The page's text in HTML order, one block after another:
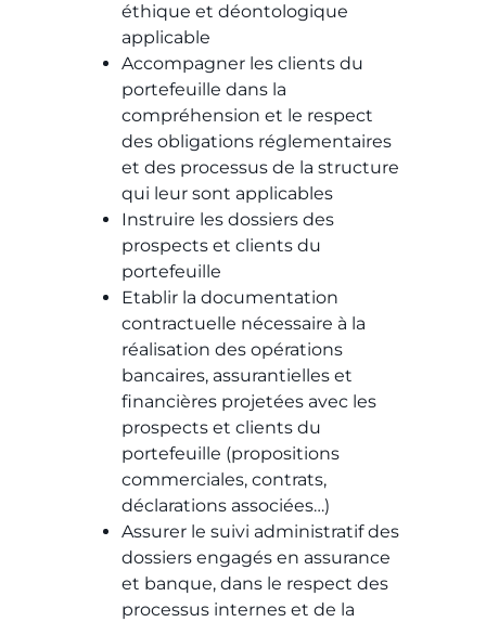
éthique et déontologique
applicable​​
Accompagner les clients du
portefeuille dans la
compréhension et le respect
des obligations réglementaires
et des processus de la structure
qui leur sont applicables​​
Instruire les dossiers des
prospects et clients du
portefeuille​​
Etablir la documentation
contractuelle nécessaire à la
réalisation des opérations
bancaires, assurantielles et
financières projetées avec les
prospects et clients du
portefeuille (propositions
commerciales, contrats,
déclarations associées…)​
Assurer le suivi administratif des
dossiers engagés en assurance
et banque, dans le respect des
processus internes et de la